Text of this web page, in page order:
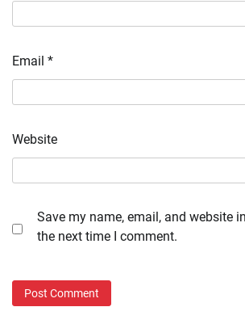
Email *
Website
Save my name, email, and website
the next time I comment.